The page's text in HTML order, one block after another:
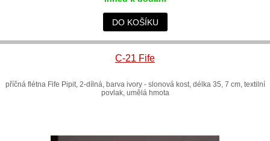
DO KOŠÍKU
C-21 Fife
příčná flétna Fife Pipit, 2-dílná, barva ivory - slonová kost, délka 35, 7 cm, textilní
povlak, umělá hmota